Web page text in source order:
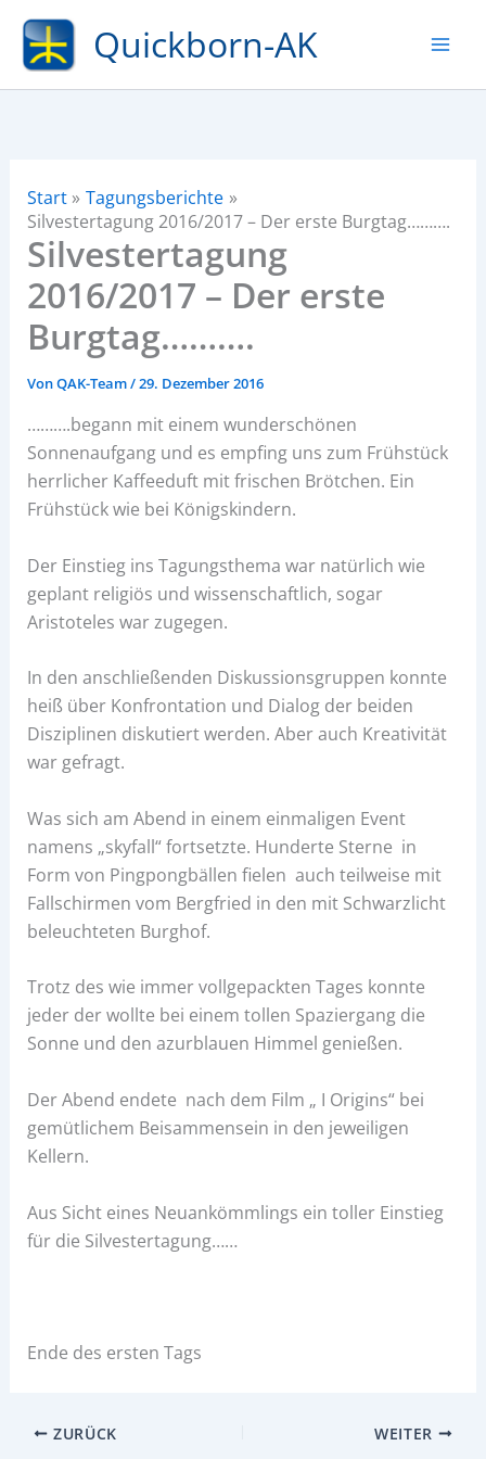
Zum
Inhalt
springen
Quickborn-AK
Start
Tagungsberichte
Silvestertagung 2016/2017 – Der erste Burgtag……….
Silvestertagung
2016/2017 – Der erste
Burgtag……….
VonQAK-Team/29. Dezember 2016
……….begann mit einem wunderschönen
Sonnenaufgang und es empfing uns zum Frühstück
herrlicher Kaffeeduft mit frischen Brötchen. Ein
Frühstück wie bei Königskindern.
Der Einstieg ins Tagungsthema war natürlich wie
geplant religiös und wissenschaftlich, sogar
Aristoteles war zugegen.
In den anschließenden Diskussionsgruppen konnte
heiß über Konfrontation und Dialog der beiden
Disziplinen diskutiert werden. Aber auch Kreativität
war gefragt.
Was sich am Abend in einem einmaligen Event
namens „skyfall“ fortsetzte. Hunderte Sterne in
Form von Pingpongbällen fielen auch teilweise mit
Fallschirmen vom Bergfried in den mit Schwarzlicht
beleuchteten Burghof.
Trotz des wie immer vollgepackten Tages konnte
jeder der wollte bei einem tollen Spaziergang die
Sonne und den azurblauen Himmel genießen.
Der Abend endete nach dem Film „ I Origins“ bei
gemütlichem Beisammensein in den jeweiligen
Kellern.
Aus Sicht eines Neuankömmlings ein toller Einstieg
für die Silvestertagung……
Ende des ersten Tags
ZURÜCK WEITER